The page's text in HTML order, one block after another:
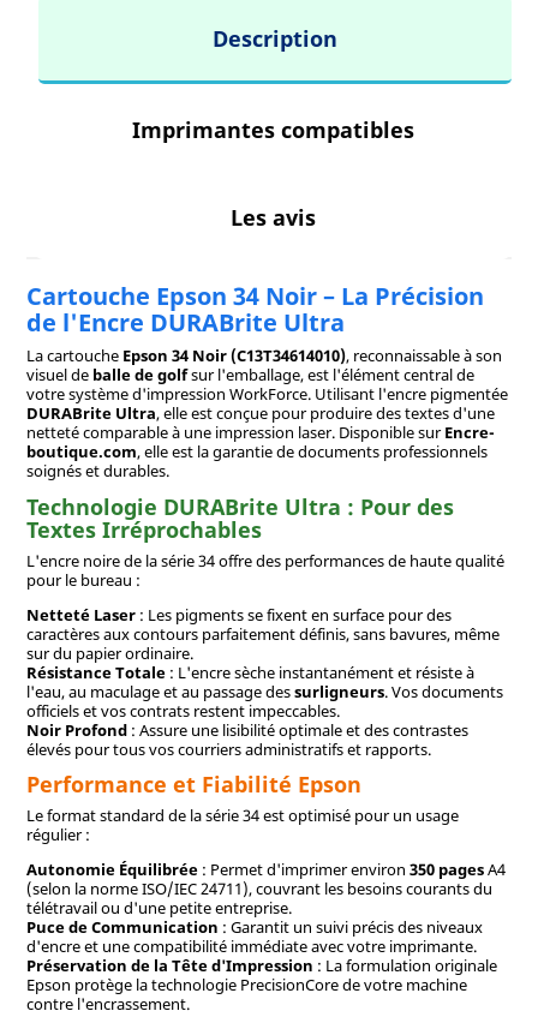
Description
Imprimantes compatibles
Les avis
Cartouche Epson 34 Noir – La Précision
de l'Encre DURABrite Ultra
La cartouche Epson 34 Noir (C13T34614010), reconnaissable à son
visuel de balle de golfsur l'emballage, est l'élément central de
votre système d'impression WorkForce. Utilisant l'encre pigmentée
DURABrite Ultra, elle est conçue pour produire des textes d'une
netteté comparable à une impression laser. Disponible surEncre-
boutique.com, elle est la garantie de documents professionnels
soignés et durables.
Technologie DURABrite Ultra : Pour des
Textes Irréprochables
L'encre noire de la série 34 offre des performances de haute qualité
pour le bureau :
Netteté Laser: Les pigments se fixent en surface pour des
caractères aux contours parfaitement définis, sans bavures, même
sur du papier ordinaire.
Résistance Totale: L'encre sèche instantanément et résiste à
l'eau, au maculage et au passage dessurligneurs. Vos documents
officiels et vos contrats restent impeccables.
Noir Profond: Assure une lisibilité optimale et des contrastes
élevés pour tous vos courriers administratifs et rapports.
Performance et Fiabilité Epson
Le format standard de la série 34 est optimisé pour un usage
régulier :
Autonomie Équilibrée: Permet d'imprimer environ 350 pagesA4
(selon la norme ISO/IEC 24711), couvrant les besoins courants du
télétravail ou d'une petite entreprise.
Puce de Communication : Garantit un suivi précis des niveaux
d'encre et une compatibilité immédiate avec votre imprimante.
Préservation de la Tête d'Impression : La formulation originale
Epson protège la technologie PrecisionCore de votre machine
contre l'encrassement.